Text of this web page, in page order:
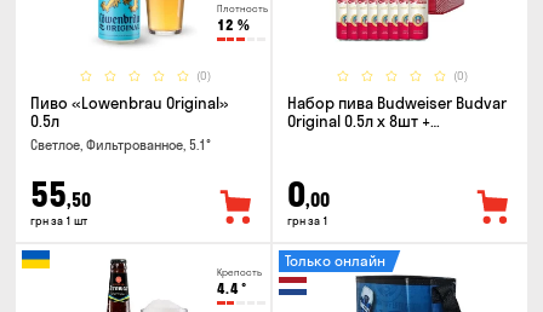
Плотность
12 %
(0)
Пиво «Lowenbrau Original»
0.5л
Светлое, Фильтрованное, 5.1°
55,50
грн за 1 шт
(0)
Набор пива Budweiser Budvar
Original 0.5л x 8шт +
0,00
грн за 1
Крепость
4.4°
Только онлайн